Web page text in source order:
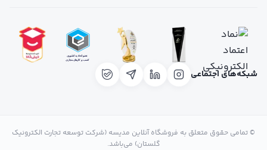
شبکه‌های اجتماعی
© تمامی حقوق متعلق به فروشگاه آنلاین مدیسه (شرکت توسعه تجارت الکترونیک
گلستان) می‌باشد.